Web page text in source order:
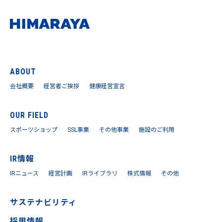
ABOUT
会社概要 経営者ご挨拶 健康経営宣言
OUR FIELD
スポーツショップ SSL事業 その他事業 施設のご利用
IR情報
IRニュース 経営計画 IRライブラリ 株式情報 その他
サステナビリティ